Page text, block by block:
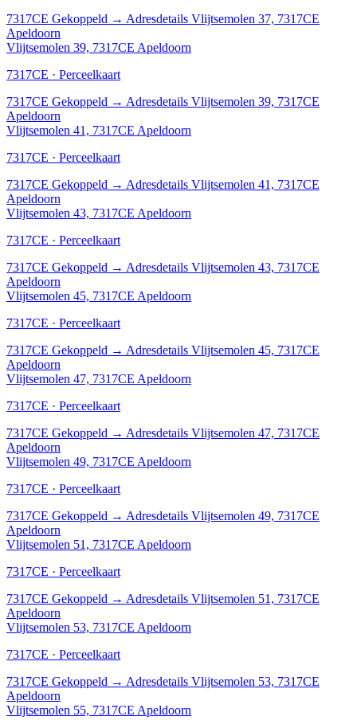
7317CE Gekoppeld → Adresdetails Vlijtsemolen 37, 7317CE
Apeldoorn
Vlijtsemolen 39, 7317CE Apeldoorn
7317CE · Perceelkaart
7317CE Gekoppeld → Adresdetails Vlijtsemolen 39, 7317CE
Apeldoorn
Vlijtsemolen 41, 7317CE Apeldoorn
7317CE · Perceelkaart
7317CE Gekoppeld → Adresdetails Vlijtsemolen 41, 7317CE
Apeldoorn
Vlijtsemolen 43, 7317CE Apeldoorn
7317CE · Perceelkaart
7317CE Gekoppeld → Adresdetails Vlijtsemolen 43, 7317CE
Apeldoorn
Vlijtsemolen 45, 7317CE Apeldoorn
7317CE · Perceelkaart
7317CE Gekoppeld → Adresdetails Vlijtsemolen 45, 7317CE
Apeldoorn
Vlijtsemolen 47, 7317CE Apeldoorn
7317CE · Perceelkaart
7317CE Gekoppeld → Adresdetails Vlijtsemolen 47, 7317CE
Apeldoorn
Vlijtsemolen 49, 7317CE Apeldoorn
7317CE · Perceelkaart
7317CE Gekoppeld → Adresdetails Vlijtsemolen 49, 7317CE
Apeldoorn
Vlijtsemolen 51, 7317CE Apeldoorn
7317CE · Perceelkaart
7317CE Gekoppeld → Adresdetails Vlijtsemolen 51, 7317CE
Apeldoorn
Vlijtsemolen 53, 7317CE Apeldoorn
7317CE · Perceelkaart
7317CE Gekoppeld → Adresdetails Vlijtsemolen 53, 7317CE
Apeldoorn
Vlijtsemolen 55, 7317CE Apeldoorn